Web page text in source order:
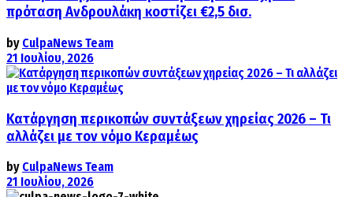
πρόταση Ανδρουλάκη κοστίζει €2,5 δισ.
by CulpaNews Team
21 Ιουλίου, 2026
Κατάργηση περικοπών συντάξεων χηρείας 2026 – Τι
αλλάζει με τον νόμο Κεραμέως
by CulpaNews Team
21 Ιουλίου, 2026